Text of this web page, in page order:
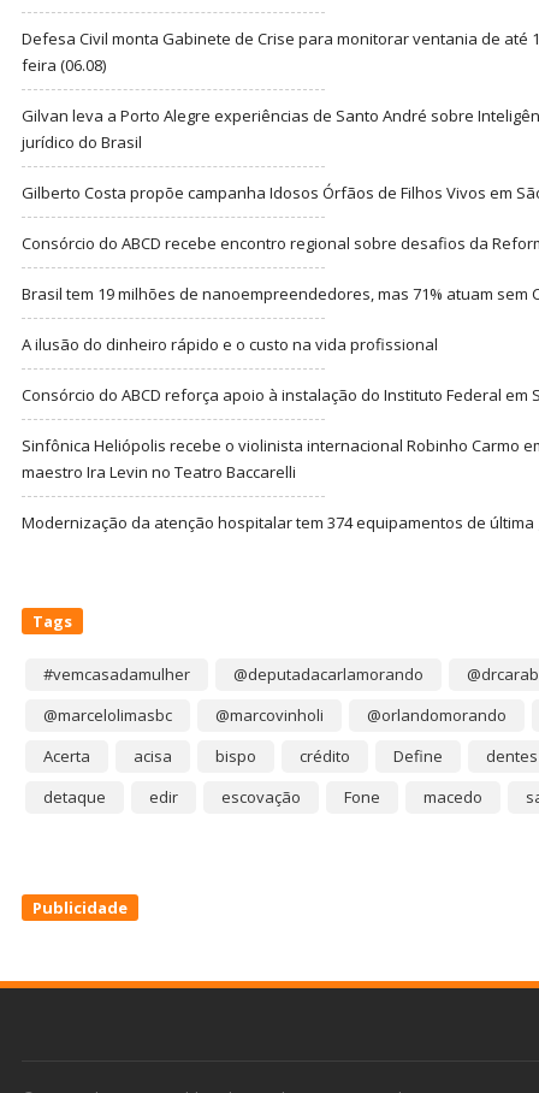
Defesa Civil monta Gabinete de Crise para monitorar ventania de até
feira (06.08)
Gilvan leva a Porto Alegre experiências de Santo André sobre
jurídico do Brasil
Gilberto Costa propõe campanha Idosos Órfãos de Filhos Vivos em
Consórcio do ABCD recebe encontro regional sobre desafios da
Brasil tem 19 milhões de nanoempreendedores, mas 71% atuam sem
A ilusão do dinheiro rápido e o custo na vida profissional
Consórcio do ABCD reforça apoio à instalação do Instituto Federal em
Sinfônica Heliópolis recebe o violinista internacional Robinho Carmo
maestro Ira Levin no Teatro Baccarelli
Modernização da atenção hospitalar tem 374 equipamentos de última
Tags
#vemcasadamulher @deputadacarlamorando
@marcelolimasbc
@marcovinholi
@orlandomorando
Acerta
acisa bispo crédito Define
dentes
detaque
edir escovação Fone macedo
Publicidade